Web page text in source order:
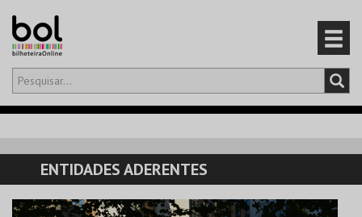
Olá,iniciar sessão
CARRINHO
EVENTOS
ENTIDADES ADERENTES